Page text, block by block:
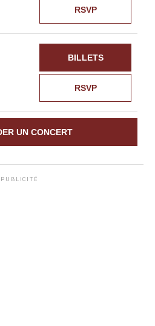
RSVP
RSVP
BILLETS
UN CONCERT
PUBLICITÉ